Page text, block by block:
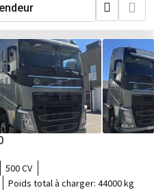
500 CV
Poids total à charger: 44000 kg